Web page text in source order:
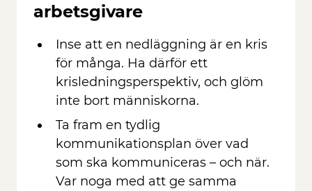
arbetsgivare
Inse att en nedläggning är en kris
för många. Ha därför ett
krisledningsperspektiv, och glöm
inte bort människorna.
Ta fram en tydlig
kommunikationsplan över vad
som ska kommuniceras – och när.
Var noga med att ge samma